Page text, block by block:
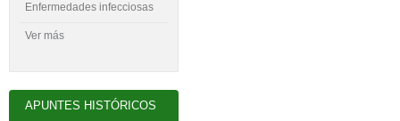
Enfermedades infecciosas
Ver más
APUNTES HISTÓRICOS